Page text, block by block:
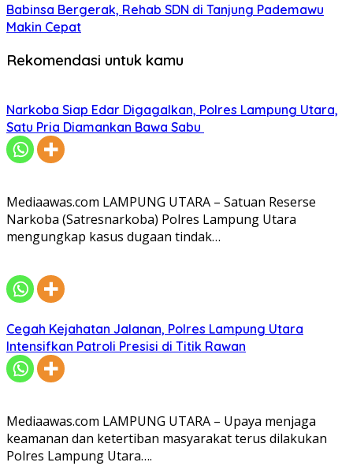
Babinsa Bergerak, Rehab SDN di Tanjung Pademawu
Makin Cepat
Rekomendasi untuk kamu
Narkoba Siap Edar Digagalkan, Polres Lampung Utara,
Satu Pria Diamankan Bawa Sabu
Mediaawas.com LAMPUNG UTARA – Satuan Reserse
Narkoba (Satresnarkoba) Polres Lampung Utara
mengungkap kasus dugaan tindak…
Cegah Kejahatan Jalanan, Polres Lampung Utara
Intensifkan Patroli Presisi di Titik Rawan
Mediaawas.com LAMPUNG UTARA – Upaya menjaga
keamanan dan ketertiban masyarakat terus dilakukan
Polres Lampung Utara….